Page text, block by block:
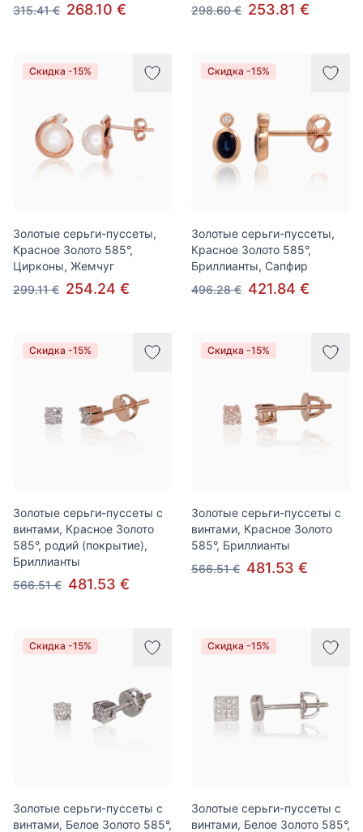
315.41 € 268.10 €
298.60 € 253.81 €
Скидка -15%
Золотые серьги-пуссеты,
Красное Золото 585°,
Цирконы, Жемчуг
299.11 € 254.24 €
Скидка -15%
Золотые серьги-пуссеты,
Красное Золото 585°,
Бриллианты, Сапфир
496.28 € 421.84 €
Скидка -15%
Золотые серьги-пуссеты с
винтами, Красное Золото
585°, родий (покрытие),
Бриллианты
566.51 € 481.53 €
Скидка -15%
Золотые серьги-пуссеты с
винтами, Красное Золото
585°, Бриллианты
566.51 € 481.53 €
Скидка -15%
Золотые серьги-пуссеты с
винтами, Белое Золото 585°,
Скидка -15%
Золотые серьги-пуссеты с
винтами, Белое Золото 585°,